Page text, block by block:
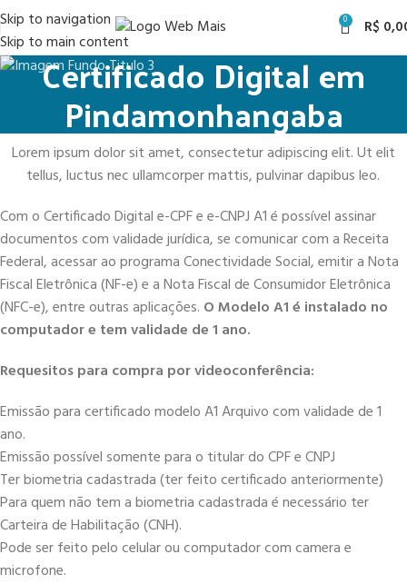
Skip to navigation
Skip to main content
0 R$
Certificado Digital em
Pindamonhangaba
Lorem ipsum dolor sit amet, consectetur adipiscing elit. Ut elit
tellus, luctus nec ullamcorper mattis, pulvinar dapibus leo.
Com o Certificado Digital e-CPF e e-CNPJ A1 é possível assinar
documentos com validade jurídica, se comunicar com a Receita
Federal, acessar ao programa Conectividade Social, emitir a Nota
Fiscal Eletrônica (NF-e) e a Nota Fiscal de Consumidor Eletrônica
(NFC-e), entre outras aplicações. O Modelo A1 é instalado no
computador e tem validade de 1 ano.
Requesitos para compra por videoconferência:
Emissão para certificado modelo A1 Arquivo com validade de 1
ano.
Emissão possível somente para o titular do CPF e CNPJ
Ter biometria cadastrada (ter feito certificado anteriormente)
Para quem não tem a biometria cadastrada é necessário ter
Carteira de Habilitação (CNH).
Pode ser feito pelo celular ou computador com camera e
microfone.